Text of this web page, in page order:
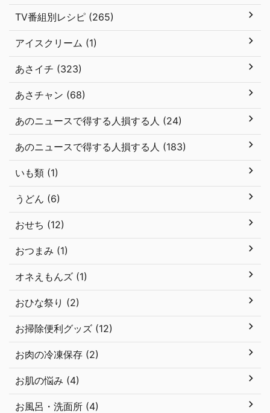
TV番組別レシピ (265)
アイスクリーム (1)
あさイチ (323)
あさチャン (68)
あのニュースで得する人損する人 (24)
あのニュースで得する人損する人 (183)
いも類 (1)
うどん (6)
おせち (12)
おつまみ (1)
オネえもんズ (1)
おひな祭り (2)
お掃除便利グッズ (12)
お肉の冷凍保存 (2)
お肌の悩み (4)
お風呂・洗面所 (4)